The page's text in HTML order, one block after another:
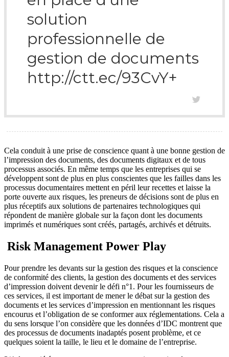
solution
professionnelle de
gestion de documents
http://ctt.ec/93CvY+
Cela conduit à une prise de conscience quant à une bonne gestion de
l’impression des documents, des documents digitaux et de tous
processus associés. En même temps que les entreprises qui se
développent sont de plus en plus conscientes que les failles dans les
processus documentaires mettent en péril leur recettes et laisse la
porte ouverte aux risques, les preneurs de décisions sont de plus en
plus réceptifs aux solutions de partenaires technologiques qui
répondent de manière globale sur la façon dont les documents
imprimés et numériques sont créés, partagés, archivés et détruits.
Risk Management Power Play
Pour prendre les devants sur la gestion des risques et la conscience
de conformité des clients, la gestion des documents et des services
d’impression doivent devenir le défi n°1. Pour les fournisseurs de
ces services, il est important de mener le débat sur la gestion des
documents et les services d’impression en mentionnant les risques
encourus et l’obligation de se conformer aux réglementations. Cela a
du sens lorsque l’on considère que les données d’IDC montrent que
des processus de documents inadaptés posent problème, et ce
quelques soient la taille, le lieu et le domaine de l’entreprise.